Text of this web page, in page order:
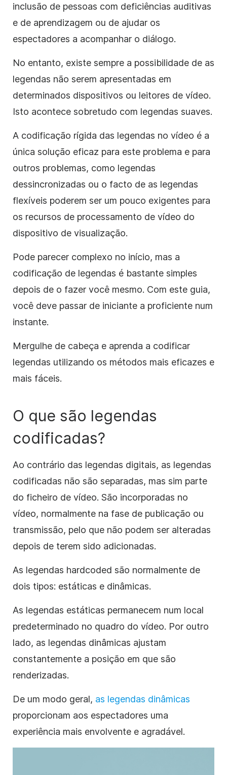
inclusão de pessoas com deficiências auditivas
e de aprendizagem ou de ajudar os
espectadores a acompanhar o diálogo.
No entanto, existe sempre a possibilidade de as
legendas não serem apresentadas em
determinados dispositivos ou leitores de vídeo.
Isto acontece sobretudo com legendas suaves.
A codificação rígida das legendas no vídeo é a
única solução eficaz para este problema e para
outros problemas, como legendas
dessincronizadas ou o facto de as legendas
flexíveis poderem ser um pouco exigentes para
os recursos de processamento de vídeo do
dispositivo de visualização.
Pode parecer complexo no início, mas a
codificação de legendas é bastante simples
depois de o fazer você mesmo. Com este guia,
você deve passar de iniciante a proficiente num
instante.
Mergulhe de cabeça e aprenda a codificar
legendas utilizando os métodos mais eficazes e
mais fáceis.
O que são legendas
codificadas?
Ao contrário das legendas digitais, as legendas
codificadas não são separadas, mas sim parte
do ficheiro de vídeo. São incorporadas no
vídeo, normalmente na fase de publicação ou
transmissão, pelo que não podem ser alteradas
depois de terem sido adicionadas.
As legendas hardcoded são normalmente de
dois tipos: estáticas e dinâmicas.
As legendas estáticas permanecem num local
predeterminado no quadro do vídeo. Por outro
lado, as legendas dinâmicas ajustam
constantemente a posição em que são
renderizadas.
De um modo geral, as legendas dinâmicas
proporcionam aos espectadores uma
experiência mais envolvente e agradável.